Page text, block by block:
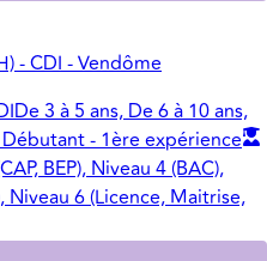
- CDI - Vendôme
De 3 à 5 ans, De 6 à 10 ans,
- 1ère expérience
BEP), Niveau 4 (BAC),
Niveau 6 (Licence, Maitrise,